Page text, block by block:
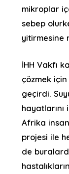
mikroplar
sebep
yitirmesine
İHH Vakfı
çözmek
geçirdi.
Afrika
projesi ile
de